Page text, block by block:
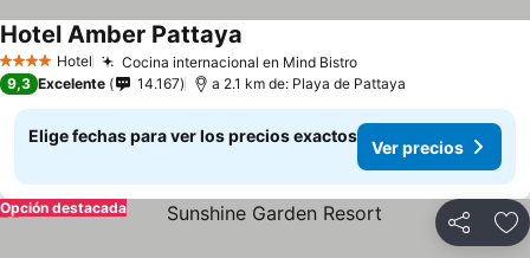
4 EstrellasHotel Cocina internacional en Mind BistroVer precios
Hotel Amber Pattaya
9,3 Excelente 14.167 a 2.1 km de: Playa de Pattaya
Elige fechas para ver los precios exactos
Ver precios
Compartir
Opción destacada